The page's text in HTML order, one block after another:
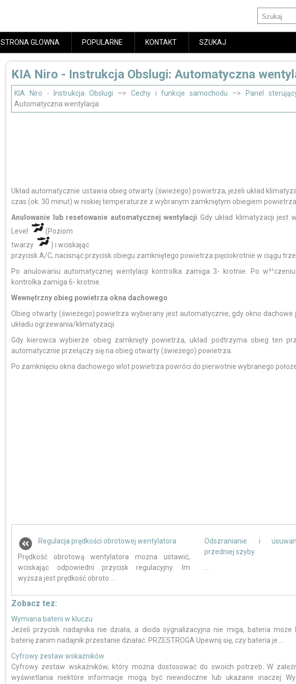
STRONA GLOWNA POPULARNE KONTAKT SZUKAJ
KIA Niro - Instrukcja Obslugi: Automatyczna
KIA Niro - Instrukcja Obslugi –> Cechy i funkcje samochodu –> Panel
Automatyczna wentylacja
Układ automatycznie ustawia obieg otwarty (świeżego) powietrza, jeżeli układ
czas (ok. 30 minut) w niskiej temperaturze z wybranym zamkniętym obiegiem powietrza.
Anulowanie lub resetowanie automatycznej wentylacji Gdy układ klimatyzacji jest
Level
(Poziom
twarzy
) i wciskając
przycisk A/C, nacisnąć przycisk obiegu zamkniętego powietrza pięciokrotnie w ciągu
Po anulowaniu automatycznej wentylacji kontrolka zamiga 3- krotnie. Po
kontrolka zamiga 6- krotnie.
Wewnętrzny obieg powietrza okna dachowego
Obieg otwarty (świeżego) powietrza wybierany jest automatycznie, gdy okno
układu ogrzewania/klimatyzacji.
Gdy kierowca wybierze obieg zamknięty powietrza, układ podtrzyma obieg ten
automatycznie przełączy się na obieg otwarty (świeżego) powietrza.
Po zamknięciu okna dachowego wlot powietrza powróci do pierwotnie wybranego
Regulacja prędkości obrotowej wentylatora
Prędkość obrotową wentylatora można ustawić,
wciskając odpowiedni przycisk regulacyjny. Im
wyższa jest prędkość obroto ...
Odszranianie i
przedniej szyby
Zobacz tez:
Wymiana baterii w kluczu
Jeżeli przycisk nadajnika nie działa, a dioda sygnalizacyjna nie miga, bateria może
baterię zanim nadajnik przestanie działać. PRZESTROGA Upewnij się, czy bateria je ...
Cyfrowy zestaw wskaźników
Cyfrowy zestaw wskaźników, który można dostosować do swoich potrzeb. W
wyświetlania niektóre informacje mogą być niewidoczne lub ukazane inaczej